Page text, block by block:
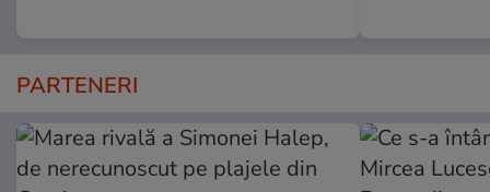
PARTENERI